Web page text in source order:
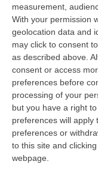
measurement,
With your permission
geolocation data and
may click to consent
as described above.
consent or access
preferences before
processing of your
but you have a right
preferences will apply
preferences or
to this site and
webpage.
West Nile,
sotto
Il direttore
diffusione del
e invita alla
misur…
Pubblicato il: 16/